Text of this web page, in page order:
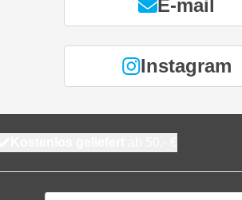
E-mail
Instagram